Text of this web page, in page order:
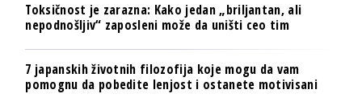
Toksičnost je zarazna: Kako jedan „briljantan, ali
nepodnošljiv“ zaposleni može da uništi ceo tim
7 japanskih životnih filozofija koje mogu da vam
pomognu da pobedite lenjost i ostanete motivisani